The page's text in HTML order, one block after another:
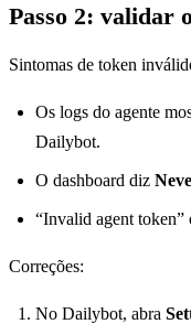
Passo 2: validar
Sintomas de token
Os logs do agente
Dailybot.
O dashboard diz
“Invalid agent token”
Correções:
No Dailybot, abra